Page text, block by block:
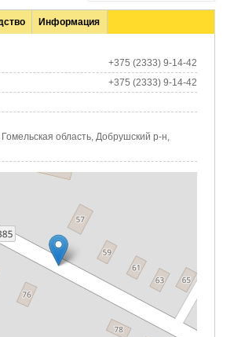
Информация
+375 (2333) 9-14-42
+375 (2333) 9-14-42
область, Добрушский р-н,